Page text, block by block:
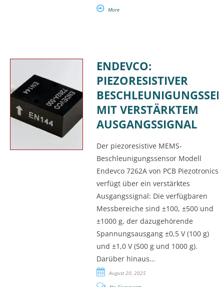
More
ENDEVCO:
PIEZORESISTIVER
MIT VERSTÄRKTEM
AUSGANGSSIGNAL
Der piezoresistive MEMS-
Beschleunigungssensor Modell
Endevco 7262A von PCB Piezotronics
verfügt über ein verstärktes
Ausgangssignal: Die verfügbaren
Messbereiche sind ±100, ±500 und
±1000 g, der dazugehörende
Spannungsausgang ±0,5 V (100 g)
und ±1,0 V (500 g und 1000 g).
Darüber hinaus…
August 20, 2025